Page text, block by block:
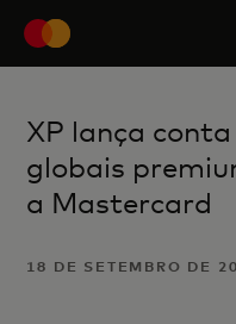
XP lança
globais
a Mastercard
18 DE SETEMBRO DE